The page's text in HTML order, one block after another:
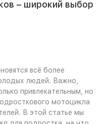
– широкий выбор
всё более
людей. Важно,
привлекательным, но
мотоцикла
В этой статье мы